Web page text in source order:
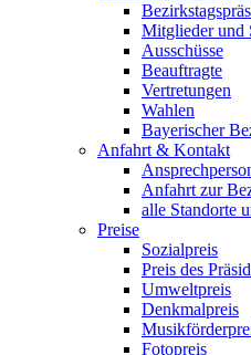
Mitglieder und
Ausschüsse
Beauftragte
Vertretungen
Wahlen
Bayerischer
Anfahrt & Kontakt
Anfahrt zur
alle Standorte
Preise
Sozialpreis
Preis des
Umweltpreis
Denkmalpreis
Fotopreis